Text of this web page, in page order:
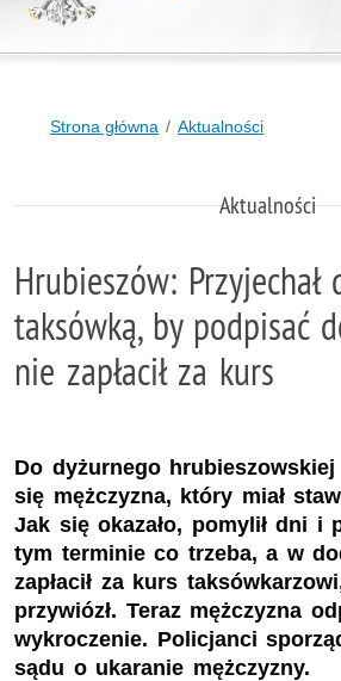
Strona główna Aktualności
Aktualności
Hrubieszów: Przyjechał
taksówką, by podpisać
nie zapłacił za kurs
Do dyżurnego hrubieszowskiej
się mężczyzna, który miał
Jak się okazało, pomylił dni i
tym terminie co trzeba, a w
zapłacił za kurs
przywiózł. Teraz mężczyzna
wykroczenie. Policjanci
sądu o ukaranie mężczyzny.